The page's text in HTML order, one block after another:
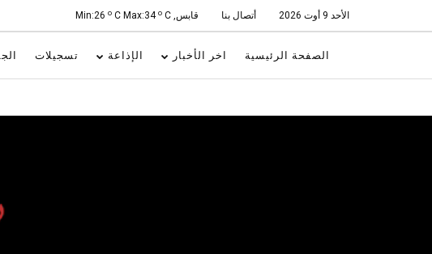
الأحد 9 أوت 2026 أتصال بنا قابس, Min:26 o C Max:34 o C
الصفحة الرئيسية اخر الأخبار الإذاعة تسجيلات